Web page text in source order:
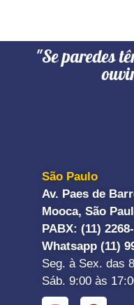
"Se paredes
São Paulo
Av. Paes de
Mooca, São
PABX: (11)
Whatsapp (11)
Seg. à Sex. das
Sáb. 9:00 às